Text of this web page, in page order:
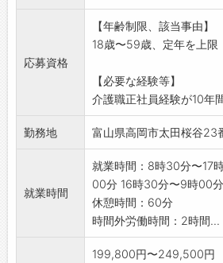
します。
変更範囲:変更なし
応募資格
【年齢制限、該当事由】
18歳〜59歳、定年を上限
【必要な経験等】
介護職正社員経験が10年
勤務地 富山県高岡市太田桜谷23
就業時間
就業時間：8時30分〜17
00分 16時30分〜9時00分
休憩時間：60分
時間外労働時間：2時間...
199,800円〜249,500円